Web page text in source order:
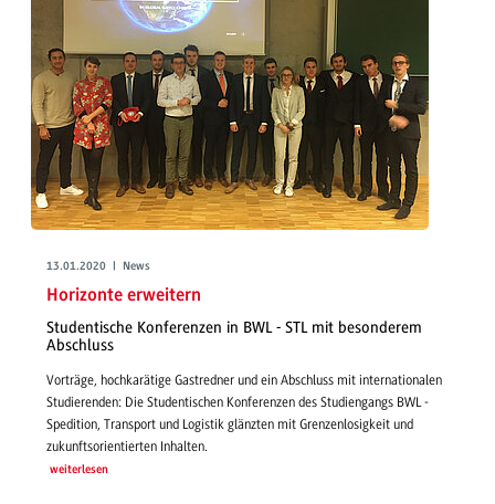
13.01.2020 | News
Horizonte erweitern
Studentische Konferenzen in BWL - STL mit besonderem
Abschluss
Vorträge, hochkarätige Gastredner und ein Abschluss mit internationalen
Studierenden: Die Studentischen Konferenzen des Studiengangs BWL -
Spedition, Transport und Logistik glänzten mit Grenzenlosigkeit und
zukunftsorientierten Inhalten.
weiterlesen